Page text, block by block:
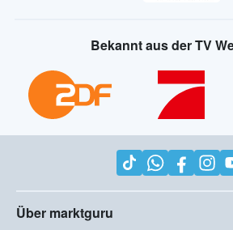
Bekannt aus der TV
Über marktguru